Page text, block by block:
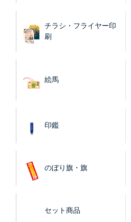
チラシ・フライヤー印
刷
絵馬
印鑑
のぼり旗・旗
セット商品